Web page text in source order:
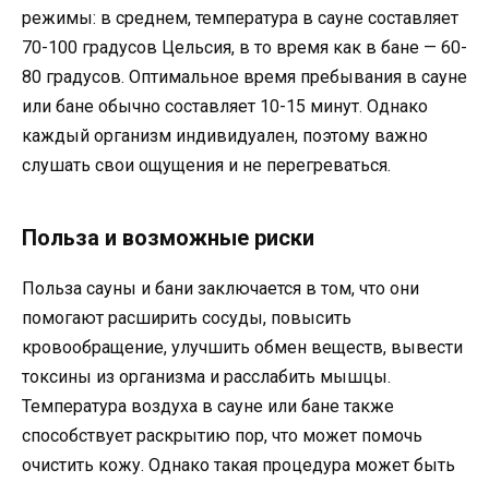
режимы: в среднем, температура в сауне составляет
70-100 градусов Цельсия, в то время как в бане — 60-
80 градусов. Оптимальное время пребывания в сауне
или бане обычно составляет 10-15 минут. Однако
каждый организм индивидуален, поэтому важно
слушать свои ощущения и не перегреваться.
Польза и возможные риски
Польза сауны и бани заключается в том, что они
помогают расширить сосуды, повысить
кровообращение, улучшить обмен веществ, вывести
токсины из организма и расслабить мышцы.
Температура воздуха в сауне или бане также
способствует раскрытию пор, что может помочь
очистить кожу. Однако такая процедура может быть